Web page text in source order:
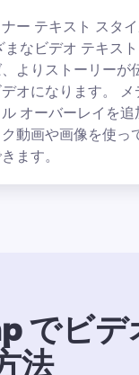
ー テキスト スタイ
まなビデオ テキス
よりストーリーが
オになります。
オーバーレイを追
動画や画像を使っ
ます。
でビ
法